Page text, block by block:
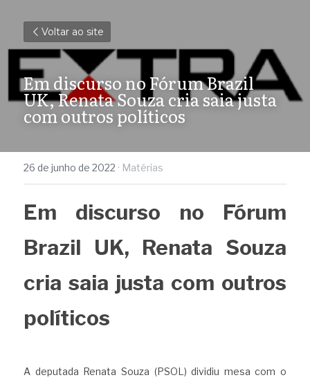
Voltar ao site
Em discurso no Fórum Brazil
UK, Renata Souza cria saia justa
com outros políticos
26 de junho de 2022 · Matérias
Em discurso no Fórum
Brazil UK, Renata Souza
cria saia justa com outros
políticos
A deputada Renata Souza (PSOL) dividiu mesa com o